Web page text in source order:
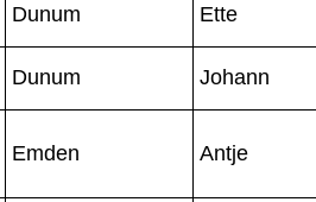
Dunum Ette
Dunum Johann
Emden Antje